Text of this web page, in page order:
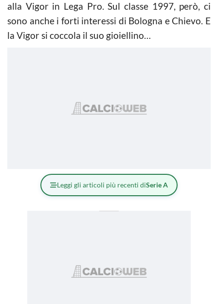
alla Vigor in Lega Pro. Sul classe 1997, però, ci
sono anche i forti interessi di Bologna e Chievo. E
la Vigor si coccola il suo gioiellino…
Leggi gli articoli più recenti diSerie A